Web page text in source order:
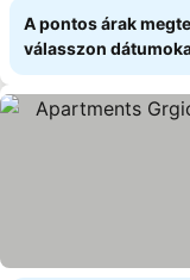
A pontos árak
válasszon